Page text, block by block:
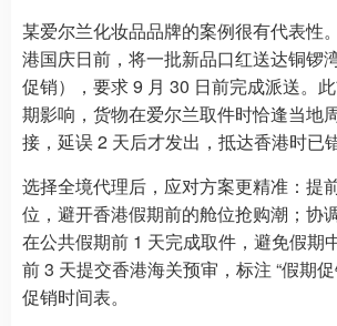
某爱尔兰化妆品品牌的案例很有代表性
港国庆日前，将一批新品口红送达铜锣
促销），要求 9 月 30 日前完成派送。
期影响，货物在爱尔兰取件时恰逢当地
接，延误 2 天后才发出，抵达香港时已
选择全境代理后，应对方案更精准：提
位，避开香港假期前的舱位抢购潮；协
在公共假期前 1 天完成取件，避免假期
前 3 天提交香港海关预审，标注 “假期
促销时间表。